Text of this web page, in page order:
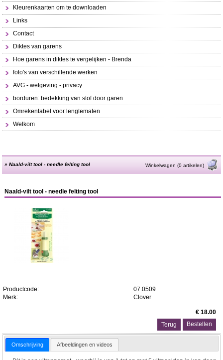
Kleurenkaarten om te downloaden
Links
Contact
Diktes van garens
Hoe garens in diktes te vergelijken - Brenda
foto's van verschillende werken
AVG - wetgeving - privacy
borduren: bedekking van stof door garen
Omrekentabel voor lengtematen
Welkom
»Naald-vilt tool - needle felting tool Winkelwagen (0 artikelen)
Naald-vilt tool - needle felting tool
Productcode:
07.0509
Merk:
Clover
€ 18.00
Terug
Omschrijving Afbeeldingen en videos